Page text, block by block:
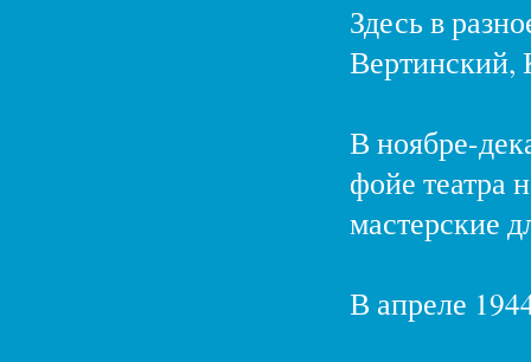
Здесь в
В ноябре-
фойе театра
мастерские
В апреле